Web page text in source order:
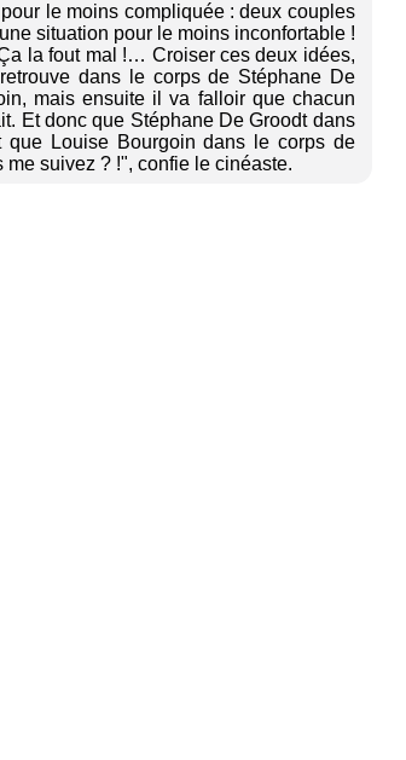
le moins compliquée : deux couples
situation pour le moins inconfortable !
la fout mal !… Croiser ces deux idées,
dans le corps de Stéphane De
mais ensuite il va falloir que chacun
Et donc que Stéphane De Groodt dans
Louise Bourgoin dans le corps de
suivez ? !", confie le cinéaste.